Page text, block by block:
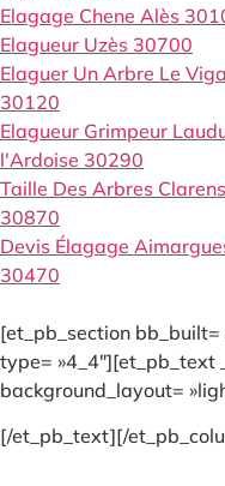
Elagage Chene Alès
Elagueur Uzès 30700
Elaguer Un Arbre Le
30120
Elagueur Grimpeur
l'Ardoise 30290
Taille Des Arbres
30870
Devis Élagage
30470
[et_pb_section
type= »4_4″][et_pb_text
background_layout=
[/et_pb_text][/